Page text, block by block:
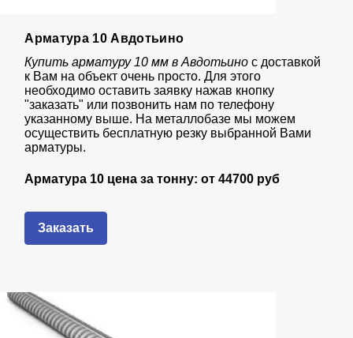
Арматура 10 Авдотьино
Купить арматуру 10 мм в Авдотьино с доставкой
к Вам на объект очень просто. Для этого
необходимо оставить заявку нажав кнопку
"заказать" или позвонить нам по телефону
указанному выше. На металлобазе мы можем
осуществить бесплатную резку выбранной Вами
арматуры.
Арматура 10 цена за тонну: от44700 руб
Заказать